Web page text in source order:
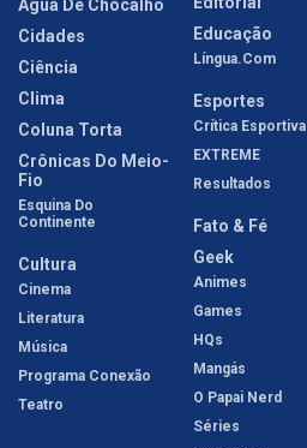
Água De Chocalho
Cidades
Ciência
Clima
Coluna Torta
Crônicas Do Meio-
Fio
Esquina Do
Continente
Cultura
Cinema
Literatura
Música
Programa Conexão
Teatro
Educação
Língua.com
Esportes
Crítica Esportiva
EXTREME
Resultados
Fato & Fé
Geek
Animes
Games
HQs
Mangás
O Papai Nerd
Séries